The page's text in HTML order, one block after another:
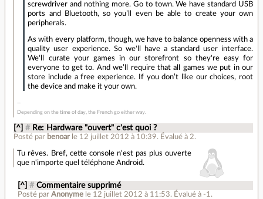
screwdriver and nothing more. Go to town. We have standard USB
ports and Bluetooth, so you’ll even be able to create your own
peripherals.
As with every platform, though, we have to balance openness with a
quality user experience. So we'll have a standard user interface.
We'll curate your games in our storefront so they're easy for
everyone to get to. And we’ll require that all games we put in our
store include a free experience. If you don’t like our choices, root
the device and make it your own.
Depending on the time of day, the French go either way.
[^] # Re: Hardware "ouvert" c'est quoi ?
Posté par benoar le 12 juillet 2012 à 10:39. Évalué à 2.
Tu rêves. Bref, cette console n'est pas plus ouverte
que n'importe quel téléphone Android.
[^] # Commentaire supprimé
Posté par Anonyme le 12 juillet 2012 à 11:53. Évalué à -1 .